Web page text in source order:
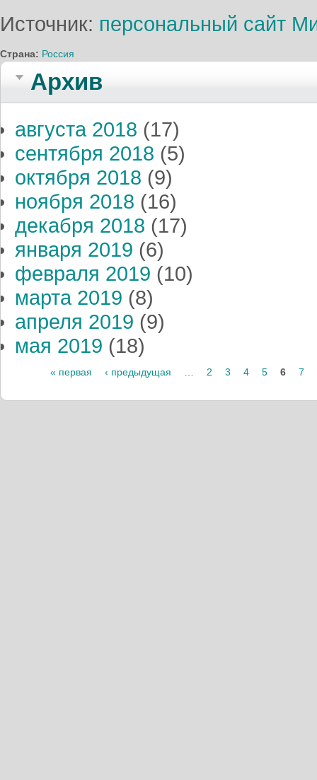
Источник: персональный сайт
Страна: Россия
Архив
августа 2018 (17)
сентября 2018 (5)
октября 2018 (9)
ноября 2018 (16)
декабря 2018 (17)
января 2019 (6)
февраля 2019 (10)
марта 2019 (8)
апреля 2019 (9)
мая 2019 (18)
Страницы
« первая ‹ предыдущая 2 3 4 5 6 7